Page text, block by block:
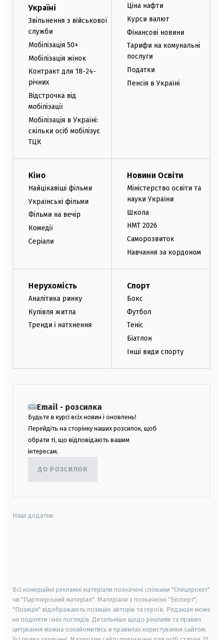
Україні
Звільнення з військової
служби
Мобілізація 50+
Мобілізація жінок
Контракт для 18-24-
річних
Відстрочка від
мобілізації
Мобілізація в Україні:
скільки осіб мобілізує
ТЦК
Ціна нафти
Курси валют
Фінансові новини
Тарифи на комунальні
послуги
Податки
Пенсія в Україні
Кіно
Найцікавіші фільми
Українські фільми
Фільми на вечір
Комедії
Серіали
Новини Освіти
Міністерство освіти та
науки України
Школа
НМТ 2026
Саморозвиток
Навчання за кордоном
Нерухомість
Аналітика ринку
Купівля житла
Тренди і натхнення
Спорт
Бокс
Футбол
Теніс
Біатлон
Інші види спорту
Email - розсилка
Будьте в курсі всіх новин і оновлень!
Перейдіть на сторінку наших розсилок, щоб
обрати ті, що відповідають вашим
інтересам.
ДО РОЗСИЛОК
Наші додатки:
Всі комерційні рекламні матеріали позначені словами "Спецпроєкт"
чи "Партнерський матеріал". Матеріали з позначкою "Експерт",
"Позиція" відображають позицію авторів та героїв. Редакція може
не поділяти їхніх поглядів. Детальніше щодо реклами та правил
цитування можна ознайомитись в правилах користування сайтом.